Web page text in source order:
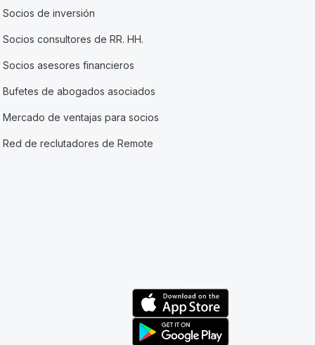
Socios de inversión
Socios consultores de RR. HH.
Socios asesores financieros
Bufetes de abogados asociados
Mercado de ventajas para socios
Red de reclutadores de Remote